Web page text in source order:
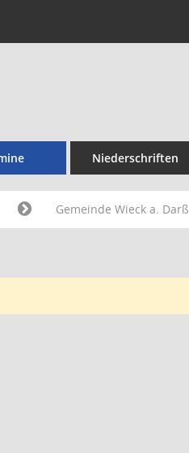
Niederschriften
Gemeinde Wieck a. Darß